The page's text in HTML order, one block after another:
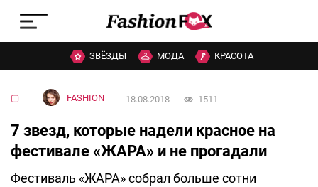
ЗВЁЗДЫ МОДА КРАСОТА
▢ FASHION 18.08.2018 1511
7 звезд, которые надели красное на
фестивале «ЖАРА» и не прогадали
Фестиваль «ЖАРА» собрал больше сотни